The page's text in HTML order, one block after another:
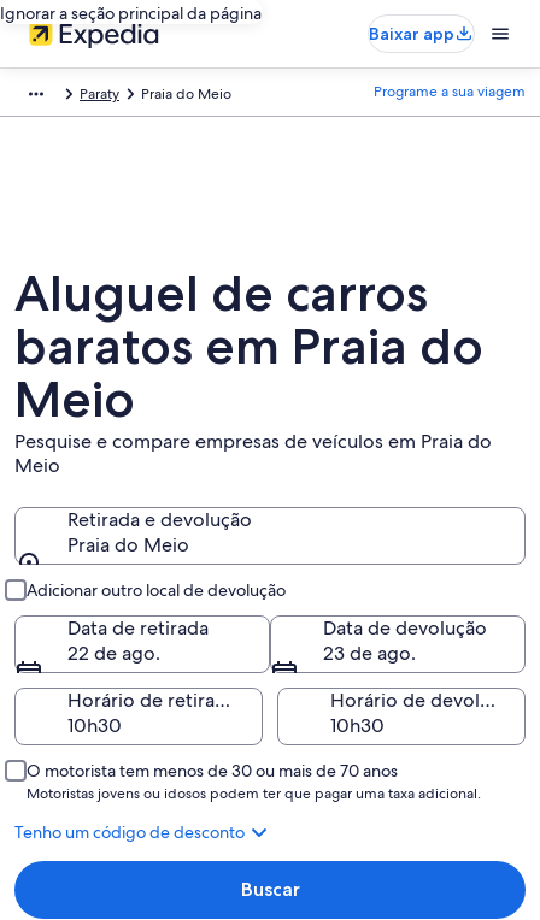
Ignorar a seção principal da página
Baixar app
Paraty Praia do Meio Programe a sua viagem
Aluguel de carros
baratos em Praia do
Meio
Pesquise e compare empresas de veículos em Praia do
Meio
Retirada e devolução
Praia do Meio
Adicionar outro local de devolução
Data de retirada
22 de ago.
Data de devolução
23 de ago.
Horário de retirada
Horário de devolução
O motorista tem menos de 30 ou mais de 70 anos
Motoristas jovens ou idosos podem ter que pagar uma taxa adicional.
Tenho um código de desconto
Buscar